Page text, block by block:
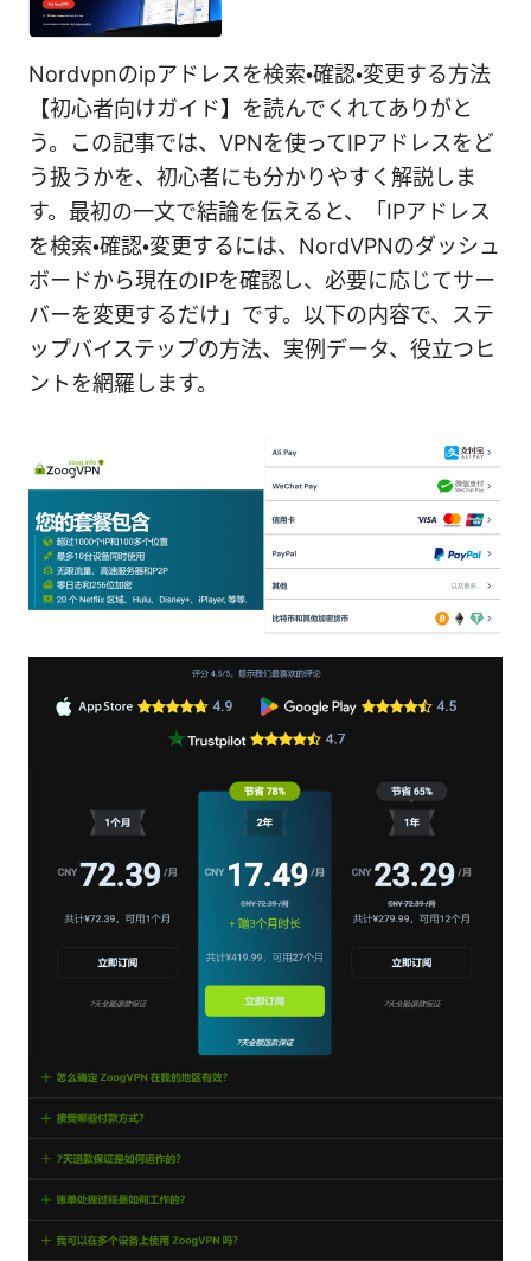
Nordvpnのipアドレスを検索・確認・変更する方法
【初心者向けガイド】を読んでくれてありがと
う。この記事では、VPNを使ってIPアドレスをど
う扱うかを、初心者にも分かりやすく解説しま
す。最初の一文で結論を伝えると、「IPアドレス
を検索・確認・変更するには、NordVPNのダッシュ
ボードから現在のIPを確認し、必要に応じてサー
バーを変更するだけ」です。以下の内容で、ステ
ップバイステップの方法、実例データ、役立つヒ
ントを網羅します。